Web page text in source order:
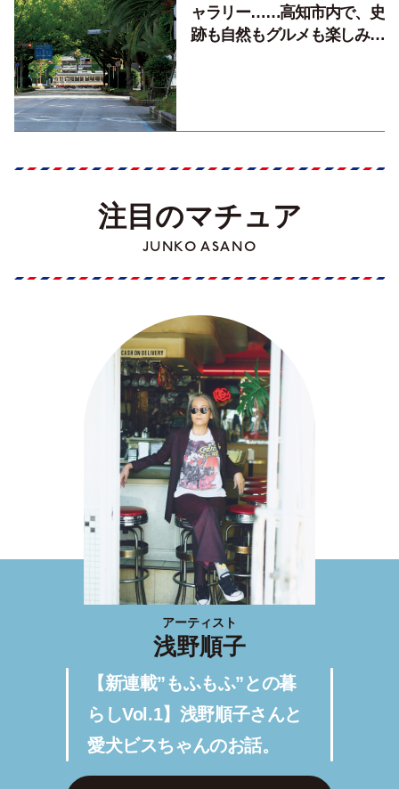
ャラリー……高知市内で、史
跡も自然もグルメも楽しみ尽
注目のマチュア
JUNKO ASANO
アーティスト
浅野順子
【新連載”もふもふ”との暮
らしVol.1】浅野順子さんと
愛犬ビスちゃんのお話。